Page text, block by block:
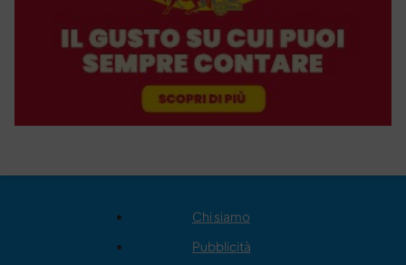
Chi siamo
Pubblicità